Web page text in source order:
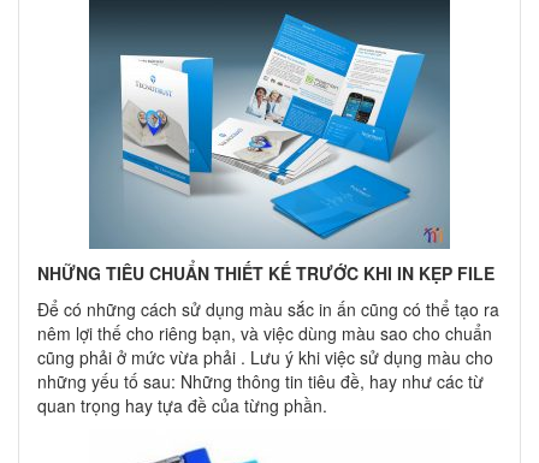
NHỮNG TIÊU CHUẨN THIẾT KẾ TRƯỚC KHI IN KẸP FILE
Để có những cách sử dụng màu sắc in ấn cũng có thể tạo ra
nêm lợi thế cho riêng bạn, và việc dùng màu sao cho chuẩn
cũng phải ở mức vừa phải . Lưu ý khi việc sử dụng màu cho
những yếu tố sau: Những thông tin tiêu đề, hay như các từ
quan trọng hay tựa đề của từng phần.